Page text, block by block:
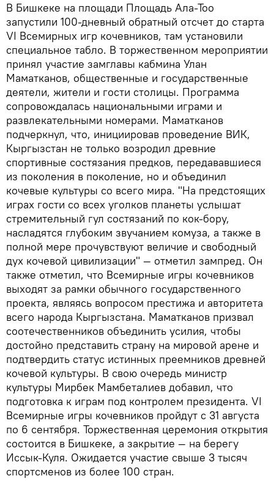
В Бишкеке на площади Площадь Ала-Тоо
запустили 100-дневный обратный отсчет до старта
VI Всемирных игр кочевников, там установили
специальное табло. В торжественном мероприятии
принял участие замглавы кабмина Улан
Маматканов, общественные и государственные
деятели, жители и гости столицы. Программа
сопровождалась национальными играми и
развлекательными номерами. Маматканов
подчеркнул, что, инициировав проведение ВИК,
Кыргызстан не только возродил древние
спортивные состязания предков, передававшиеся
из поколения в поколение, но и объединил
кочевые культуры со всего мира. "На предстоящих
играх гости со всех уголков планеты услышат
стремительный гул состязаний по кок-бору,
насладятся глубоким звучанием комуза, а также в
полной мере прочувствуют величие и свободный
дух кочевой цивилизации" — отметил зампред. Он
также отметил, что Всемирные игры кочевников
выходят за рамки обычного государственного
проекта, являясь вопросом престижа и авторитета
всего народа Кыргызстана. Маматканов призвал
соотечественников объединить усилия, чтобы
достойно представить страну на мировой арене и
подтвердить статус истинных преемников древней
кочевой культуры. В свою очередь министр
культуры Мирбек Мамбеталиев добавил, что
подготовка к играм под контролем президента. VI
Всемирные игры кочевников пройдут с 31 августа
по 6 сентября. Торжественная церемония открытия
состоится в Бишкеке, а закрытие — на берегу
Иссык-Куля. Ожидается участие свыше 3 тысяч
спортсменов из более 100 стран.